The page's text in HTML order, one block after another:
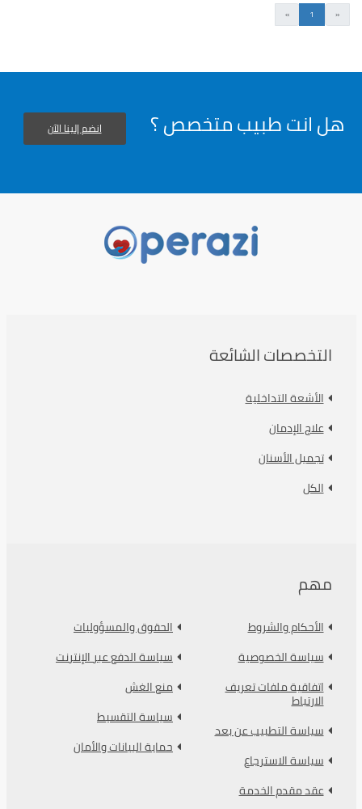
«السابق 1
»التالى
هل انت طبيب متخصص ؟ انضم إلينا الآن
التخصصات الشائعة
الأشعة التداخلية
علاج الإدمان
تجميل الأسنان
الكل
مهم
الأحكام والشروط
سياسة الخصوصية
اتفاقية ملفات تعريف
الارتباط
سياسة التطبيب عن بعد
سياسة الاسترجاع
عقد مقدم الخدمة
الحقوق والمسؤوليات
سياسة الدفع عبر الإنترنت
منع الغش
سياسة التقسيط
حماية البيانات والأمان